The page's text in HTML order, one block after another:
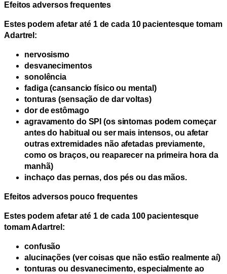
Efeitos adversos frequentes
Estes podem afetaraté 1 de cada 10 pacientesque tomam
Adartrel:
nervosismo
desvanecimentos
sonolência
fadiga (cansancio físico ou mental)
tonturas (sensação de dar voltas)
dor de estômago
agravamento do SPI (os sintomas podem começar
antes do habitual ou ser mais intensos, ou afetar
outras extremidades não afetadas previamente,
como os braços, ou reaparecer na primeira hora da
manhã)
inchaço das pernas, dos pés ou das mãos.
Efeitos adversos pouco frequentes
Estes podem afetaraté 1 de cada 100 pacientesque
tomam Adartrel:
confusão
alucinações (ver coisas que não estão realmente aí)
tonturas ou desvanecimento, especialmente ao